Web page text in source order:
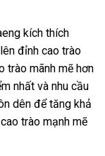
kích thích
đỉnh cao trào
trào mãnh mẽ hơn
nhất thanh
toán
và nhu cầu
dên siêu
thị
để tăng khả
trào mạnh mẽ